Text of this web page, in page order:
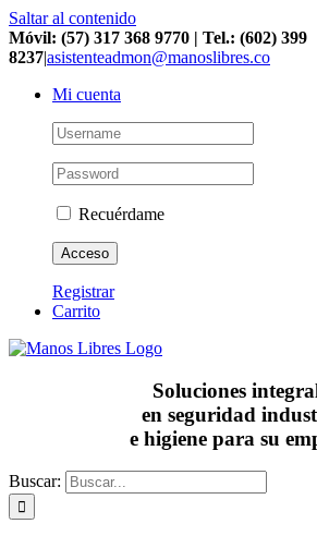
Saltar al contenido
Móvil: (57) 317 368 9770 | Tel.: (602) 399
8237|asistenteadmon@manoslibres.co
Mi cuenta
Recuérdame
Registrar
Carrito
Soluciones
en seguridad
e higiene para su
Buscar: